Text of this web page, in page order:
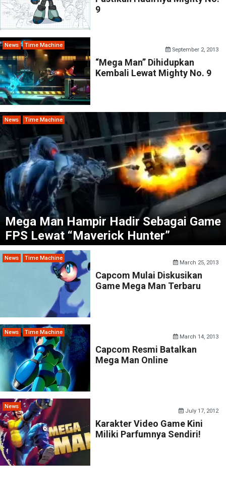
9
News Time Machine
September 2, 2013
“Mega Man” Dihidupkan
Kembali Lewat Mighty No. 9
News Time Machine
Mega Man Hampir Hadir Sebagai Game
FPS Lewat “Maverick Hunter”
News Time Machine
March 25, 2013
Capcom Mulai Diskusikan
Game Mega Man Terbaru
News Time Machine
March 14, 2013
Capcom Resmi Batalkan
Mega Man Online
News
July 17, 2012
Karakter Video Game Kini
Miliki Parfumnya Sendiri!